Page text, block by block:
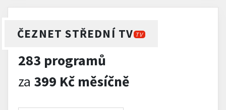
ČEZNET STŘEDNÍ TV TV
283 programů
za 399 Kč měsíčně